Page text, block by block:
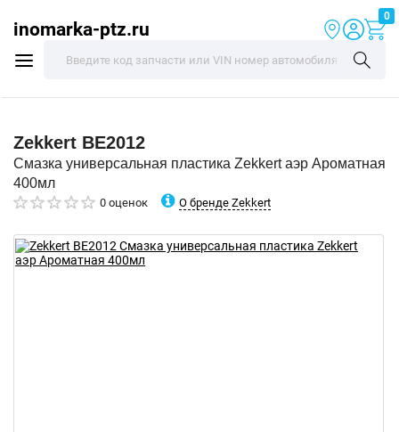
inomarka-ptz.ru
0
Zekkert BE2012
Смазка универсальная пластика Zekkert аэр Ароматная
400мл
0 оценок О бренде Zekkert